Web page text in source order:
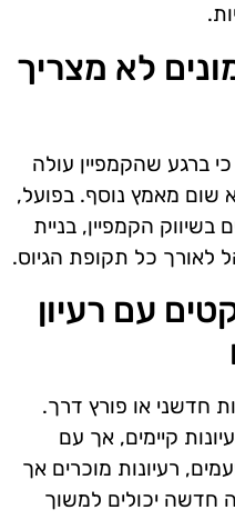
המונים לא מצריך
ברגע שהקמפיין עולה
שום מאמץ נוסף. בפועל,
הקמפיין, בניית
לאורך כל תקופת הגיוס.
עם רעיון
חדשני או פורץ דרך.
קיימים, אך עם
רעיונות מוכרים אך
חדשה יכולים למשוך